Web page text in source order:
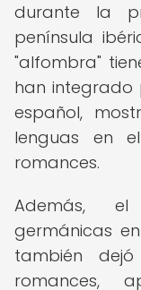
durante la
península
"alfombra"
han integrado
español,
lenguas en
romances.
Además,
germánicas
también
romances,